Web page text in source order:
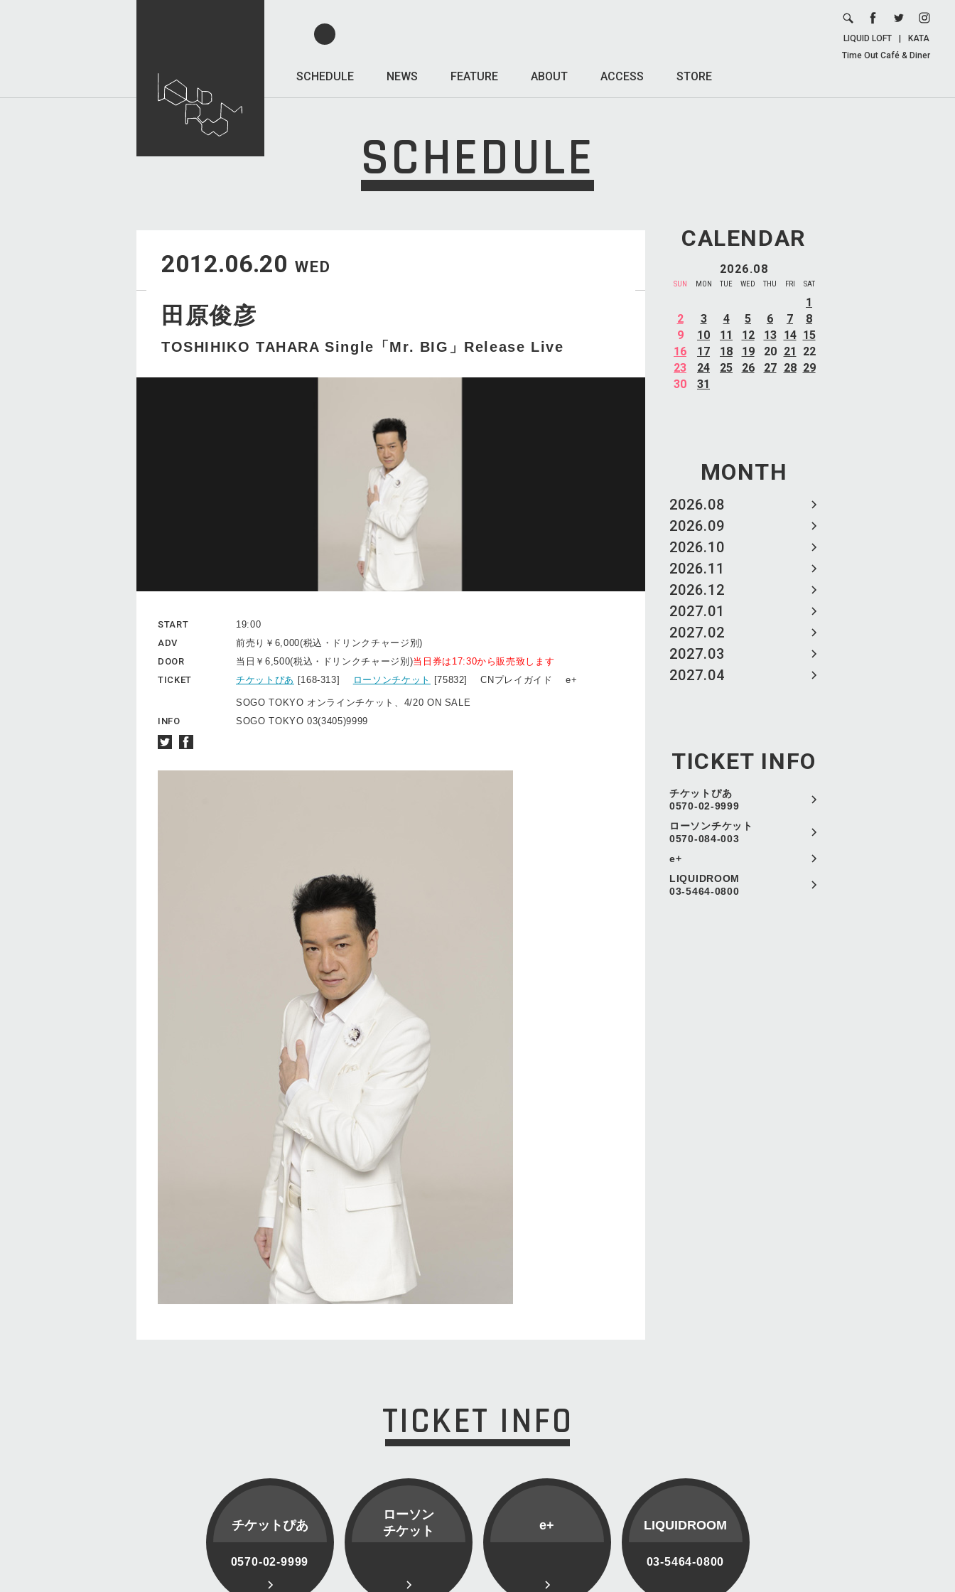
SCHEDULE NEWS FEATURE ABOUT ACCESS STORE
LIQUID LOFT
KATA
Time Out Café & Diner
SCHEDULE
CALENDAR
2026.08
SUN MON TUE WED THU FRI SAT
1
2
3 4 5 6 7
8
9
10 11 12 13 14 15
16
17 18 19 20 21
22
23
24 25 26 27 28 29
30
31
MONTH
2026.08
2026.09
2026.10
2026.11
2026.12
2027.01
2027.02
2027.03
2027.04
TICKET INFO
チケットぴあ
0570-02-9999
ローソンチケット
0570-084-003
e+
LIQUIDROOM
03-5464-0800
2012.06.20 WED
田原俊彦
TOSHIHIKO TAHARA Single「Mr. BIG」Release Live
START
19:00
ADV
前売り￥6,000(税込・ドリンクチャージ別)
DOOR
当日￥6,500(税込・ドリンクチャージ別)当日券は17:30から販売致します
TICKET
チケットぴあ [168-313] ローソンチケット [75832] CNプレイガイド e+
SOGO TOKYO オンラインチケット、4/20 ON SALE
INFO
SOGO TOKYO 03(3405)9999
TICKET INFO
チケットぴあ
0570-02-9999
ローソン
チケット
e+ LIQUIDROOM
03-5464-0800